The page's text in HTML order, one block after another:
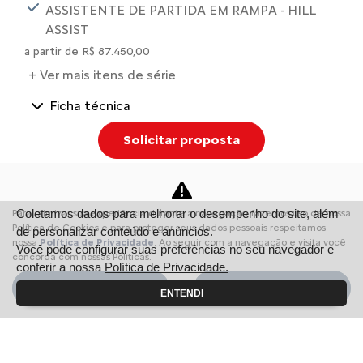
ASSISTENTE DE PARTIDA EM RAMPA - HILL
ASSIST
a partir de R$ 87.450,00
+ Ver mais itens de série
Ficha técnica
Solicitar proposta
Comparar versão
INFORMAÇÕES SOBRE C3
Para otimizar sua experiência durante a navegação, fazemos uso de nossa
Política de Cookies e para proteger seus dados pessoais respeitamos
nossaPolítica de Privacidade. Ao seguir com a navegação e visita você
concorda com nossas Políticas.
Coletamos dados para melhorar o desempenho do site, além
de personalizar conteúdo e anúncios.
Você pode configurar suas preferências no seu navegador e
conferir a nossa Política de Privacidade.
ENTENDI